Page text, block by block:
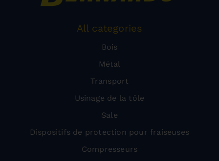
All categories
Bois
Métal
Transport
Usinage de la tôle
Sale
Dispositifs de protection pour fraiseuses
Compresseurs